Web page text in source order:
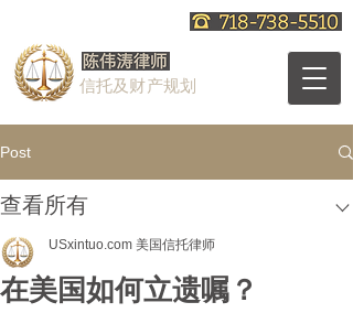
信托及财产规划
Post
查看所有
在美国如何立遗嘱？
USxintuo.com 美国信托律师